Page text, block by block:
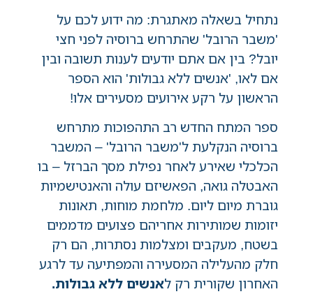
נתחיל בשאלה מאתגרת: מה ידוע לכם על
'משבר הרובל' שהתרחש ברוסיה לפני חצי
יובל? בין אם אתם יודעים לענות תשובה ובין
אם לאו, 'אנשים ללא גבולות' הוא הספר
הראשון על רקע אירועים מסעירים אלו!
ספר המתח החדש רב התהפוכות מתרחש
ברוסיה הנקלעת ל'משבר הרובל' – המשבר
הכלכלי שאירע לאחר נפילת מסך הברזל – בו
האבטלה גואה, הפאשיזם עולה והאנטישמיות
גוברת מיום ליום. מלחמת מוחות, תאונות
יזומות שמותירות אחריהם פצועים מדממים
בשטח, מעקבים ומצלמות נסתרות, הם רק
חלק מהעלילה המסעירה והמפתיעה עד לרגע
האחרון שקורית רק לאנשים ללא גבולות.